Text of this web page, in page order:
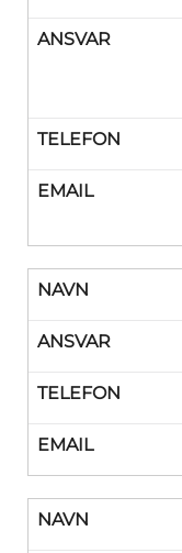
ANSVAR
TELEFON
EMAIL
NAVN
ANSVAR
TELEFON
EMAIL
NAVN